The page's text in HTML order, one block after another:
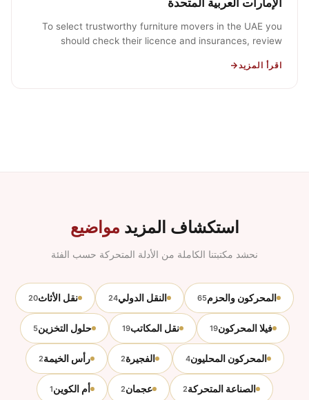
الإمارات العربية المتحدة
To select trustworthy furniture movers in the UAE you
should check their licence and insurances, review
اقرأ المزيد
استكشاف المزيد مواضيع
نحشد مكتبتنا الكاملة من الأدلة المتحركة حسب الفئة
المحركون والحزم65 النقل الدولي24 نقل الأثاث20
فيلا المحركون19 نقل المكاتب19 حلول التخزين5
المحركون المحليون4 الفجيرة2 رأس الخيمة2
الصناعة المتحركة2 عجمان2 أم الكوين1